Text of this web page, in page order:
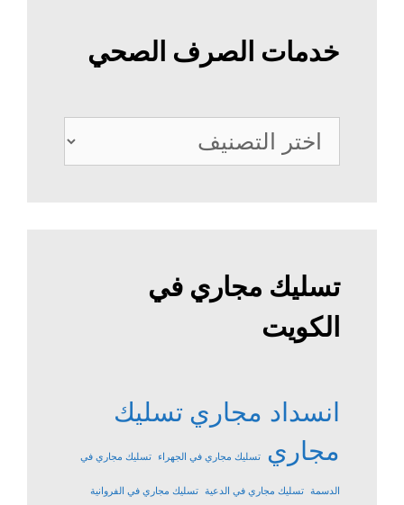
خدمات الصرف الصحي
خدمات
الصرف
تسليك مجاري في
الكويت
انسداد مجاري تسليك
مجاري
تسليك مجاري في الجهراء تسليك مجاري في
الدسمة تسليك مجاري في الدعية تسليك مجاري في الفروانية